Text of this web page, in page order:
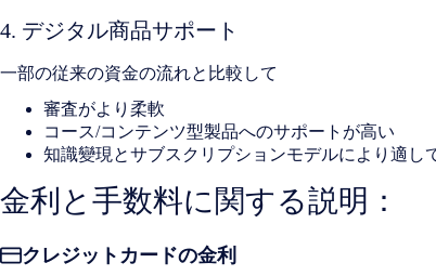
4. デジタル商品サポート
一部の従来の資金の流れと比較して
審査がより柔軟
コース/コンテンツ型製品へのサポートが高い
知識變現とサブスクリプションモデルにより適し
金利と手数料に関する説明：
クレジットカードの金利